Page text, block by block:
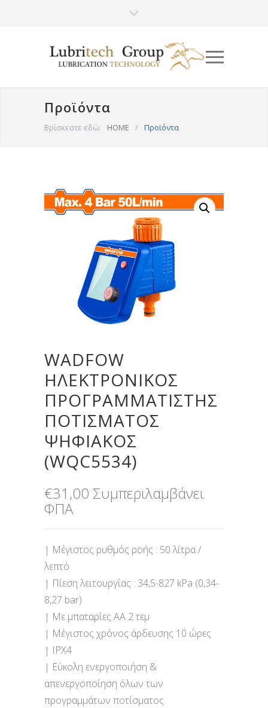
Προϊόντα
Βρίσκεστε εδώ: HOME / Προϊόντα
WADFOW
ΗΛΕΚΤΡΟΝΙΚΟΣ
ΠΡΟΓΡΑΜΜΑΤΙΣΤΗΣ
ΠΟΤΙΣΜΑΤΟΣ
ΨΗΦΙΑΚΟΣ
(WQC5534)
€31,00 Συμπεριλαμβάνει
ΦΠΑ
| Μέγιστος ρυθμός ροής : 50 λίτρα /
λεπτό
| Πίεση λειτουργίας : 34,5-827 kPa (0,34-
8,27 bar)
| Με μπαταρίες ΑΑ 2 τεμ
| Μέγιστος χρόνος άρδευσης 10 ώρες
| IPX4
| Εύκολη ενεργοποιήση &
απενεργοποίηση όλων των
προγραμμάτων ποτίσματος